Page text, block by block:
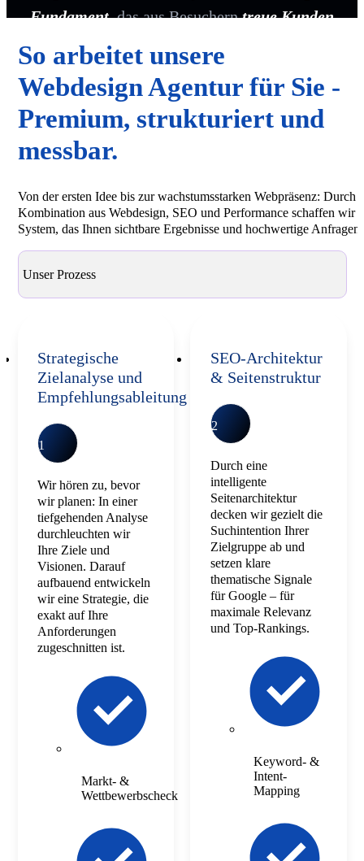
Fundament, das aus Besucherntreue Kunden
So arbeitet unsere
Webdesign Agentur für Sie -
Premium, strukturiert und
messbar.
Von der ersten Idee bis zur wachstumsstarken Webpräsenz: Durch
Kombination aus Webdesign, SEO und Performance schaffen wir
System, das Ihnen sichtbare Ergebnisse und hochwertige Anfragen
Unser Prozess
Strategische
Zielanalyse und
Empfehlungsableitung
1
Wir hören zu, bevor
wir planen: In einer
tiefgehenden Analyse
durchleuchten wir
Ihre Ziele und
Visionen. Darauf
aufbauend entwickeln
wir eine Strategie, die
exakt auf Ihre
Anforderungen
zugeschnitten ist.
Markt- &
Wettbewerbscheck
SEO-Architektur
& Seitenstruktur
2
Durch eine
intelligente
Seitenarchitektur
decken wir gezielt die
Suchintention Ihrer
Zielgruppe ab und
setzen klare
thematische Signale
für Google – für
maximale Relevanz
und Top-Rankings.
Keyword- &
Intent-
Mapping